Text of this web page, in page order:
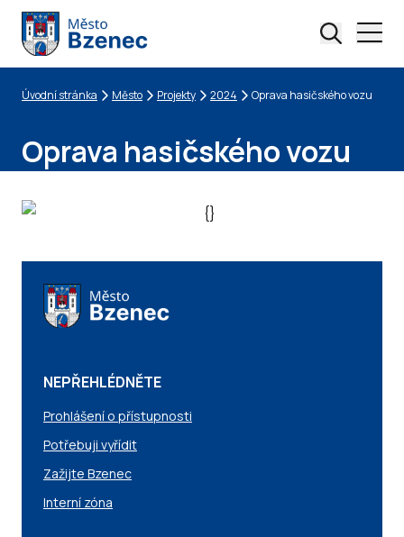
Drobečková navigace
Úvodní stránka Město Projekty 2024 Oprava hasičského vozu
Oprava hasičského vozu
NEPŘEHLÉDNĚTE
Prohlášení o přístupnosti
Potřebuji vyřídit
Zažijte Bzenec
Interní zóna